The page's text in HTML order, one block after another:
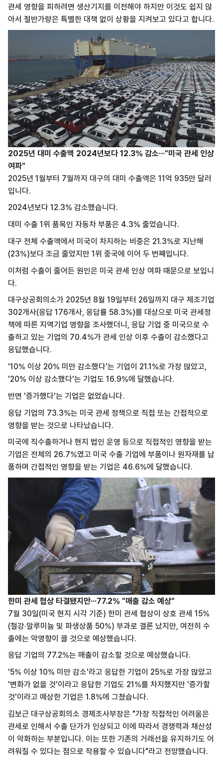
관세 영향을 피하려면 생산기지를 이전해야 하지만 이것도 쉽지 않
아서 절반가량은 특별한 대책 없이 상황을 지켜보고 있다고 합니다.
2025년 대미 수출액 2024년보다 12.3% 감소···"미국 관세 인상
여파"
2025년 1월부터 7월까지 대구의 대미 수출액은 11억 935만 달러
입니다.
2024년보다 12.3% 감소했습니다.
대미 수출 1위 품목인 자동차 부품은 4.3% 줄었습니다.
대구 전체 수출액에서 미국이 차지하는 비중은 21.3%로 지난해
(23%)보다 조금 줄었지만 1위 중국에 이어 두 번째입니다.
이처럼 수출이 줄어든 원인은 미국 관세 인상 여파 때문으로 보입니
다.
대구상공회의소가 2025년 8월 19일부터 26일까지 대구 제조기업
302개사(응답 176개사, 응답률 58.3%)를 대상으로 미국 관세정
책에 따른 지역기업 영향을 조사했더니, 응답 기업 중 미국으로 수
출하고 있는 기업의 70.4%가 관세 인상 이후 수출이 감소했다고
응답했습니다.
'10% 이상 20% 미만 감소했다'는 기업이 21.1%로 가장 많았고,
'20% 이상 감소했다'는 기업도 16.9%에 달했습니다.
반면 '증가했다'는 기업은 없었습니다.
응답 기업의 73.3%는 미국 관세 정책으로 직접 또는 간접적으로
영향을 받는 것으로 나타났습니다.
미국에 직수출하거나 현지 법인 운영 등으로 직접적인 영향을 받는
기업은 전체의 26.7%였고 미국 수출 기업에 부품이나 원자재를 납
품하며 간접적인 영향을 받는 기업은 46.6%에 달했습니다.
한미 관세 협상 타결됐지만···77.2% "매출 감소 예상"
7월 30일(미국 현지 시각 기준) 한미 관세 협상이 상호 관세 15%
(철강·알루미늄 및 파생상품 50%) 부과로 결론 났지만, 여전히 수
출에는 악영향이 클 것으로 예상했습니다.
응답 기업의 77.2%는 매출이 감소할 것으로 예상했습니다.
'5% 이상 10% 미만 감소'라고 응답한 기업이 25%로 가장 많았고
'변화가 없을 것'이라고 응답한 기업도 21%를 차지했지만 '증가할
것'이라고 예상한 기업은 1.8%에 그쳤습니다.
김보근 대구상공회의소 경제조사부장은 "가장 직접적인 어려움은
관세로 인해서 수출 단가가 인상되고 이에 따라서 경쟁력과 채산성
이 악화하는 부분입니다. 이는 또한 기존의 거래선을 유지하기도 어
려워질 수 있다는 점으로 작용할 수 있습니다"라고 전망했습니다.